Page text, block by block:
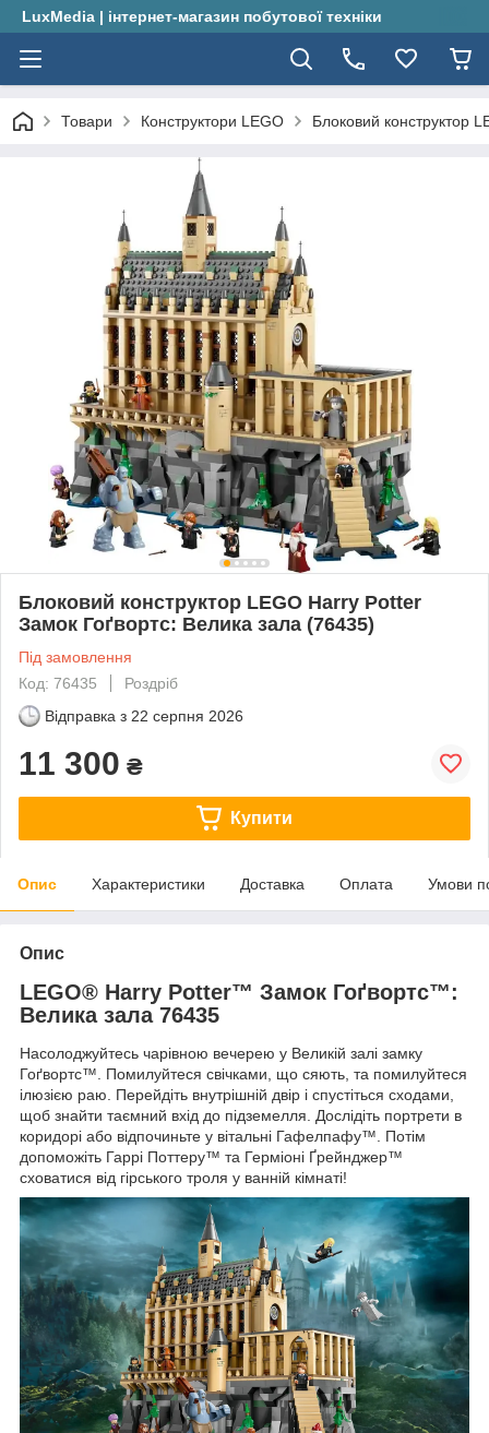
LuxMedia | інтернет-магазин побутової техніки
Товари Конструктори LEGO Блоковий конструктор
Блоковий конструктор LEGO Harry Potter
Замок Гоґвортс: Велика зала (76435)
Під замовлення
Код: 76435
Роздріб
Відправка з 22 серпня 2026
11 300 ₴
Купити
Опис Характеристики Доставка Оплата Умови
Опис
LEGO® Harry Potter™ Замок Гоґвортс™:
Велика зала 76435
Насолоджуйтесь чарівною вечерею у Великій залі замку
Гоґвортс™. Помилуйтеся свічками, що сяють, та помилуйтеся
ілюзією раю. Перейдіть внутрішній двір і спустіться сходами,
щоб знайти таємний вхід до підземелля. Дослідіть портрети в
коридорі або відпочиньте у вітальні Гафелпафу™. Потім
допоможіть Гаррі Поттеру™ та Герміоні Ґрейнджер™
сховатися від гірського троля у ванній кімнаті!